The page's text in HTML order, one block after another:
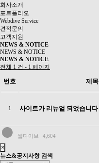
회사소개
포트폴리오
Webdive Service
견적문의
고객지원
NEWS & NOTICE
NEWS & NOTICE
NEWS & NOTICE
전체 1 건 - 1 페이지
번호 제목
1 사이트가 리뉴얼 되었습니다
웹다이브 4,604
×
뉴스&공지사항 검색